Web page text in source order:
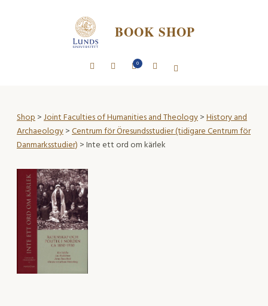
BOOK SHOP
0
Shop>Joint Faculties of Humanities and Theology>History and
Archaeology>Centrum för Öresundsstudier (tidigare Centrum för
Danmarksstudier) > Inte ett ord om kärlek